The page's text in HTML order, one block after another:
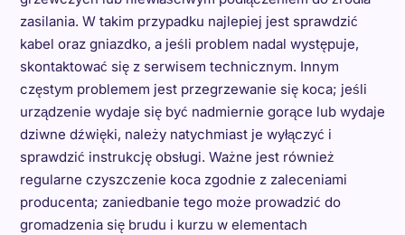
zasilania. W takim przypadku najlepiej jest sprawdzić
kabel oraz gniazdko, a jeśli problem nadal występuje,
skontaktować się z serwisem technicznym. Innym
częstym problemem jest przegrzewanie się koca; jeśli
urządzenie wydaje się być nadmiernie gorące lub wydaje
dziwne dźwięki, należy natychmiast je wyłączyć i
sprawdzić instrukcję obsługi. Ważne jest również
regularne czyszczenie koca zgodnie z zaleceniami
producenta; zaniedbanie tego może prowadzić do
gromadzenia się brudu i kurzu w elementach